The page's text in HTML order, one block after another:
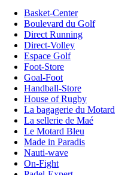
Basket-Center
Boulevard du Golf
Direct Running
Direct-Volley
Espace Golf
Foot-Store
Goal-Foot
Handball-Store
House of Rugby
La bagagerie du Motard
La sellerie de Maé
Le Motard Bleu
Made in Paradis
Nauti-wave
On-Fight